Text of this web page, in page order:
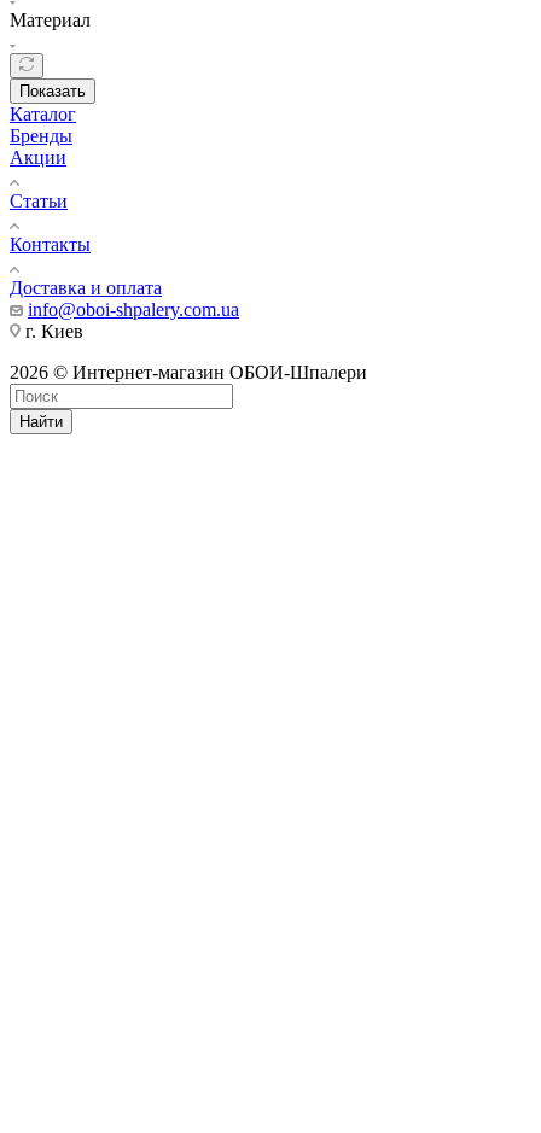
Материал
Показать
Каталог
Бренды
Акции
Статьи
Контакты
Доставка и оплата
info@oboi-shpalery.com.ua
г. Киев
2026 © Интернет-магазин ОБОИ-Шпалери
Найти